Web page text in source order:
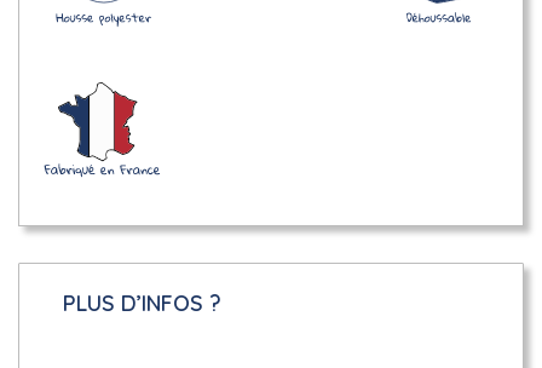
PLUS D’INFOS ?